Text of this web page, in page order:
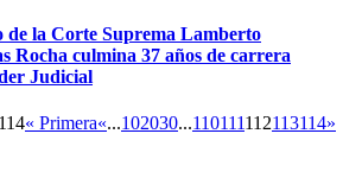
de la Corte Suprema Lamberto
Rocha culmina 37 años de carrera
Judicial
« Primera«...102030...110111112113114»